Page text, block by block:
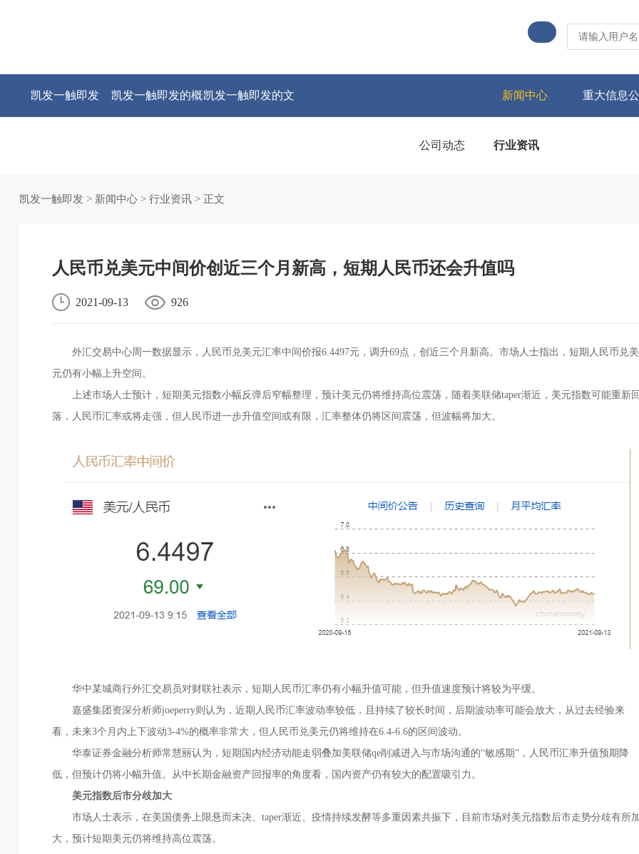
凯发一触即发 凯发一触即发的概凯发一触即发的文 新闻中心 重大信息
公司动态 行业资讯
凯发一触即发> 新闻中心> 行业资讯> 正文
人民币兑美元中间价创近三个月新高，短期人民币还会升值吗
2021-09-13 926
外汇交易中心周一数据显示，人民币兑美元汇率中间价报6.4497元，调升69点，创近三个月新高。市场人士指出，短期人民币兑美
元仍有小幅上升空间。
上述市场人士预计，短期美元指数小幅反弹后窄幅整理，预计美元仍将维持高位震荡，随着美联储taper渐近，美元指数可能重新
落，人民币汇率或将走强，但人民币进一步升值空间或有限，汇率整体仍将区间震荡，但波幅将加大。
华中某城商行外汇交易员对财联社表示，短期人民币汇率仍有小幅升值可能，但升值速度预计将较为平缓。
嘉盛集团资深分析师joeperry则认为，近期人民币汇率波动率较低，且持续了较长时间，后期波动率可能会放大，从过去经验来
看，未来3个月内上下波动3-4%的概率非常大，但人民币兑美元仍将维持在6.4-6.6的区间波动。
华泰证券金融分析师常慧丽认为，短期国内经济动能走弱叠加美联储qe削减进入与市场沟通的“敏感期”，人民币汇率升值预期降
低，但预计仍将小幅升值。从中长期金融资产回报率的角度看，国内资产仍有较大的配置吸引力。
美元指数后市分歧加大
市场人士表示，在美国债务上限悬而未决、taper渐近、疫情持续发酵等多重因素共振下，目前市场对美元指数后市走势分歧有所
大，预计短期美元仍将维持高位震荡。